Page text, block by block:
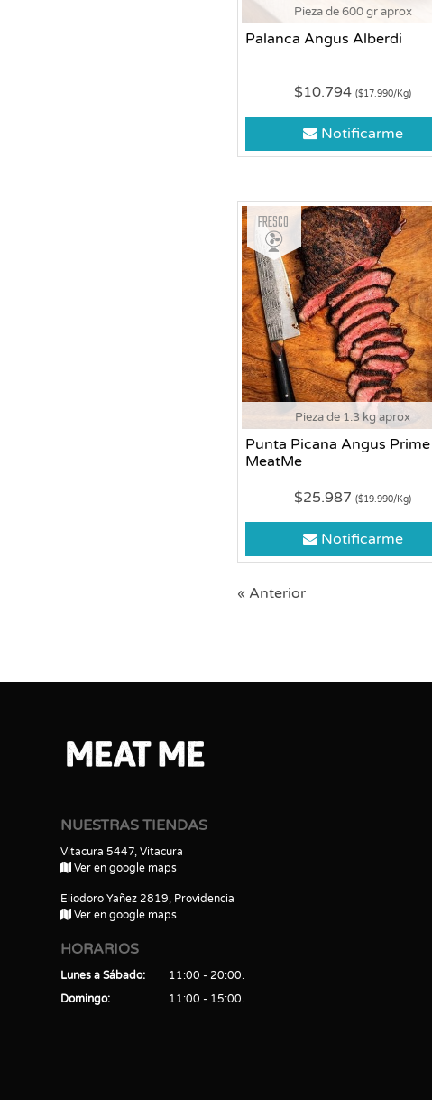
Pieza de 600 gr aprox
Palanca Angus Alberdi
$10.794($17.990/Kg)
Notificarme
Pieza de 1.3 kg aprox
Punta Picana Angus Prime
MeatMe
Fresco
$25.987($19.990/Kg)
Notificarme
« Anterior
NUESTRAS TIENDAS
Vitacura 5447, Vitacura
Ver en google maps
Eliodoro Yañez 2819, Providencia
Ver en google maps
HORARIOS
Lunes a Sábado
11:00 - 20:00
Domingo
11:00 - 15:00